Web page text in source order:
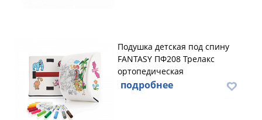
Подушка детская под спину
FANTASY ПФ208 Трелакс
ортопедическая
подробнее